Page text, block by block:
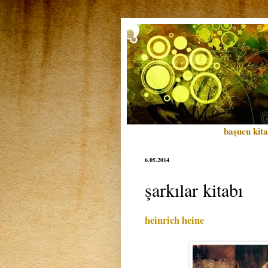
başucu
6.05.2014
şarkılar kitabı
heinrich heine